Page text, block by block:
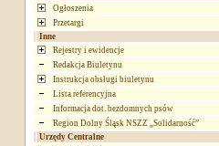
Ogłoszenia
Przetargi
Inne
Rejestry i ewidencje
Redakcja Biuletynu
Instrukcja obsługi biuletynu
Lista referencyjna
Informacja dot. bezdomnych psów
Region Dolny Śląsk NSZZ „Solidarność”
Urzędy Centralne